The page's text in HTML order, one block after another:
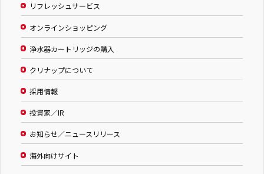
リフレッシュサービス
オンラインショッピング
浄水器カートリッジの購入
クリナップについて
採用情報
投資家／IR
お知らせ／ニュースリリース
海外向けサイト